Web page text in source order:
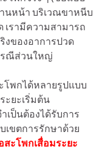
นหน้า บริเวณขาหนีบ
เรามีความสามารถ
งของอาการปวด
รณีส่วนใหญ่
โพกได้หลายรูปแบบ
ะยะเริ่มต้น
เป็นต้องได้รับการ
เขตการรักษาด้วย
สะโพกเสื่อมระยะ